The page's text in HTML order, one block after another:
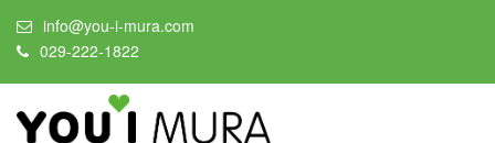
info@you-i-mura.com
029-222-1822